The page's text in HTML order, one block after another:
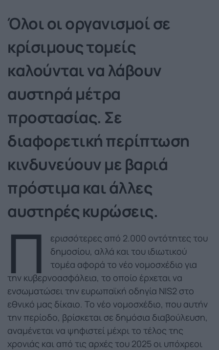
Όλοι οι οργανισμοί σε
κρίσιμους τομείς
καλούνται να λάβουν
αυστηρά μέτρα
προστασίας. Σε
διαφορετική περίπτωση
κινδυνεύουν με βαριά
πρόστιμα και άλλες
αυστηρές κυρώσεις.
Π
ερισσότερες από 2.000 οντότητες του
δημοσίου, αλλά και του ιδιωτικού
τομέα αφορά το νέο νομοσχέδιο για
την κυβερνοασφάλεια, το οποίο έρχεται να
ενσωματώσει την ευρωπαϊκή οδηγία NIS2 στο
εθνικό μας δίκαιο. Το νέο νομοσχέδιο, που αυτήν
την περίοδο, βρίσκεται σε δημόσια διαβούλευση,
αναμένεται να ψηφιστεί μέχρι το τέλος της
χρονιάς και από τις αρχές του 2025 οι υπόχρεοι